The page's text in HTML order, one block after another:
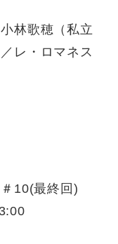
林歌穂（私立
レ・ロマネス
10(最終回)